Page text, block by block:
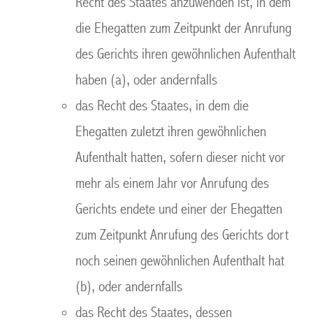
die Ehegatten zum Zeitpunkt der Anrufung
des Gerichts ihren gewöhnlichen Aufenthalt
haben (a), oder andernfalls
das Recht des Staates, in dem die
Ehegatten zuletzt ihren gewöhnlichen
Aufenthalt hatten, sofern dieser nicht vor
mehr als einem Jahr vor Anrufung des
Gerichts endete und einer der Ehegatten
zum Zeitpunkt Anrufung des Gerichts dort
noch seinen gewöhnlichen Aufenthalt hat
(b), oder andernfalls
das Recht des Staates, dessen